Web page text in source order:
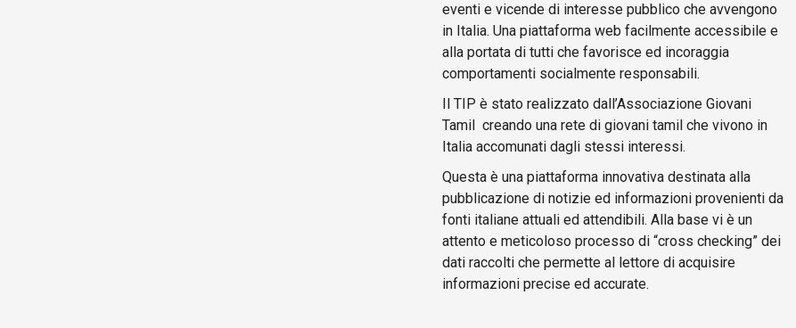
eventi e vicende di interesse pubblico che avvengono
in Italia. Una piattaforma web facilmente accessibile e
alla portata di tutti che favorisce ed incoraggia
comportamenti socialmente responsabili.
Il TIP è stato realizzato dall’Associazione Giovani
Tamil creando una rete di giovani tamil che vivono in
Italia accomunati dagli stessi interessi.
Questa è una piattaforma innovativa destinata alla
pubblicazione di notizie ed informazioni provenienti da
fonti italiane attuali ed attendibili. Alla base vi è un
attento e meticoloso processo di “cross checking” dei
dati raccolti che permette al lettore di acquisire
informazioni precise ed accurate.